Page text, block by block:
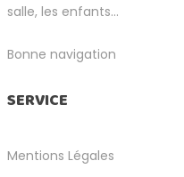
salle, les enfants...
Bonne navigation
SERVICE
Mentions Légales